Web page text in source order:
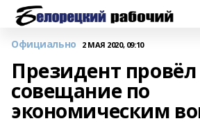
Официально 2 МАЯ 2020, 09:10
Президент провёл
совещание по
экономическим